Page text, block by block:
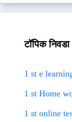
टॉपिक निवडा
1 st e
1 st Home
1 st online